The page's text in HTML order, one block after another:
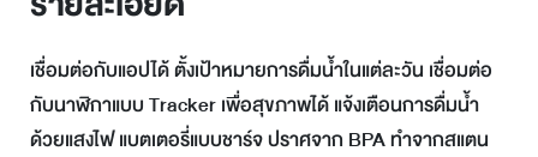
Email
เชื่อมต่อกับแอปได้ ตั้งเป้าหมายการดื่มน้ำในแต่ละวัน เชื่อมต่อ
กับนาฬิกาแบบ Tracker เพื่อสุขภาพได้ แจ้งเตือนการดื่มน้ำ
ด้วยแสงไฟ แบตเตอรี่แบบชาร์จ ปราศจาก BPA ทำจากสแตน